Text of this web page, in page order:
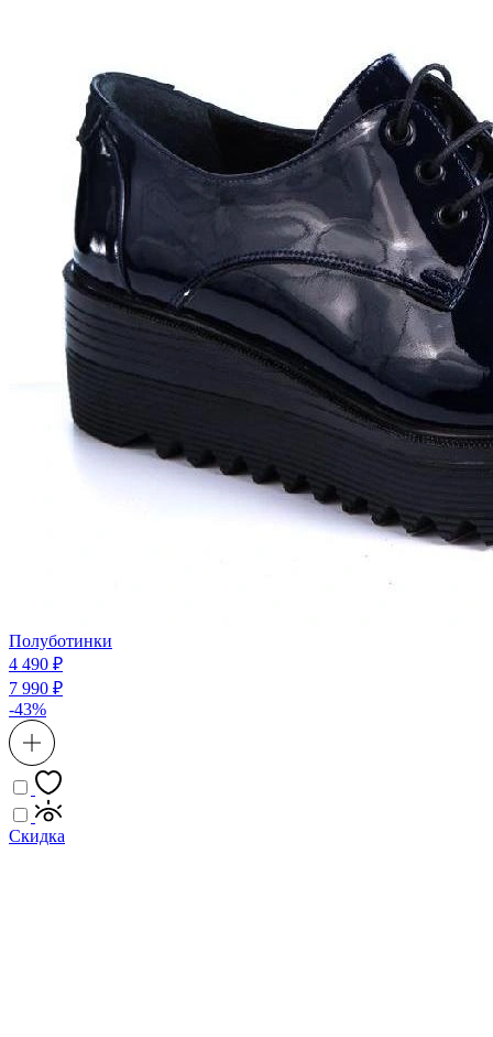
Полуботинки
4 490 ₽
7 990 ₽
-43%
Скидка